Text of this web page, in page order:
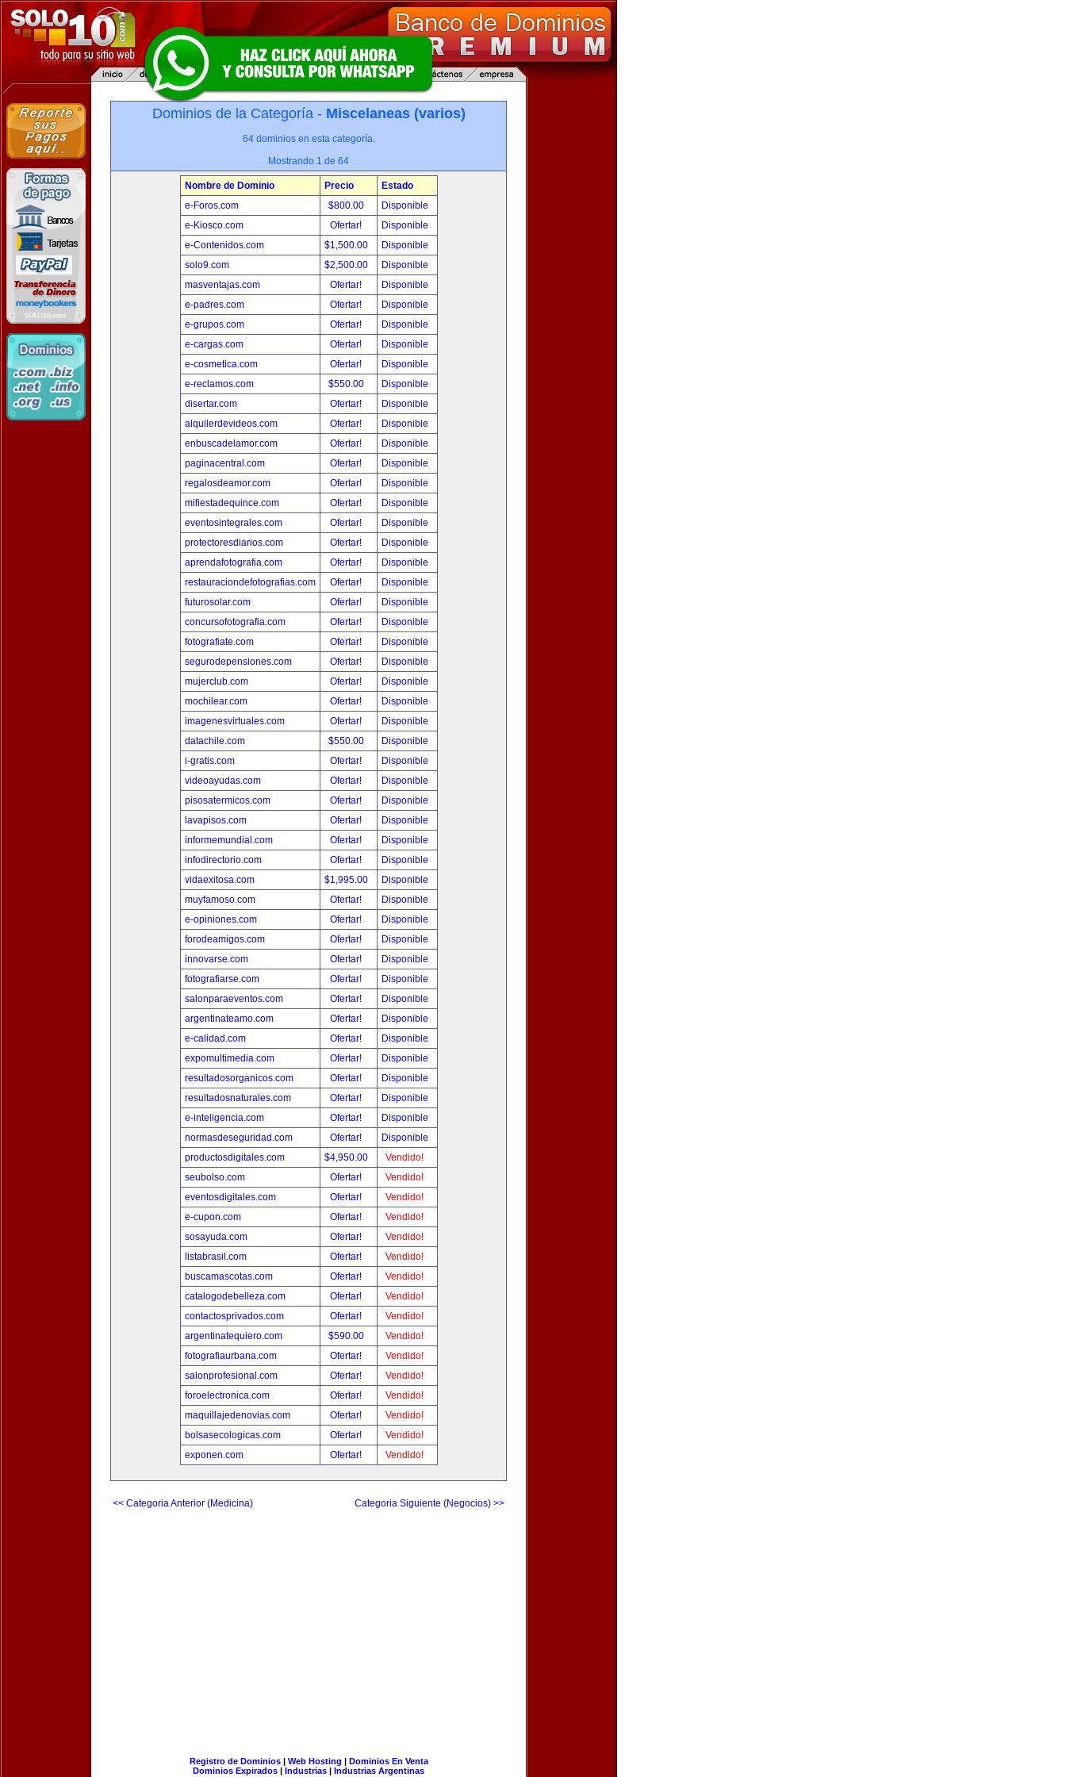
Dominios de la Categoría - Miscelaneas (varios)
64 dominios en esta categoría.
Mostrando 1 de 64
Nombre de Dominio Precio
Estado
e-Foros.com
$800.00
Disponible
e-Kiosco.com
Ofertar!
Disponible
e-Contenidos.com
$1,500.00
Disponible
solo9.com
$2,500.00
Disponible
masventajas.com
Ofertar!
Disponible
e-padres.com
Ofertar!
Disponible
e-grupos.com
Ofertar!
Disponible
e-cargas.com
Ofertar!
Disponible
e-cosmetica.com
Ofertar!
Disponible
e-reclamos.com
$550.00
Disponible
disertar.com
Ofertar!
Disponible
alquilerdevideos.com
Ofertar!
Disponible
enbuscadelamor.com
Ofertar!
Disponible
paginacentral.com
Ofertar!
Disponible
regalosdeamor.com
Ofertar!
Disponible
mifiestadequince.com
Ofertar!
Disponible
eventosintegrales.com
Ofertar!
Disponible
protectoresdiarios.com
Ofertar!
Disponible
aprendafotografia.com
Ofertar!
Disponible
restauraciondefotografias.com
Ofertar!
Disponible
futurosolar.com
Ofertar!
Disponible
concursofotografia.com
Ofertar!
Disponible
fotografiate.com
Ofertar!
Disponible
segurodepensiones.com
Ofertar!
Disponible
mujerclub.com
Ofertar!
Disponible
mochilear.com
Ofertar!
Disponible
imagenesvirtuales.com
Ofertar!
Disponible
datachile.com
$550.00
Disponible
i-gratis.com
Ofertar!
Disponible
videoayudas.com
Ofertar!
Disponible
pisosatermicos.com
Ofertar!
Disponible
lavapisos.com
Ofertar!
Disponible
informemundial.com
Ofertar!
Disponible
infodirectorio.com
Ofertar!
Disponible
vidaexitosa.com
$1,995.00
Disponible
muyfamoso.com
Ofertar!
Disponible
e-opiniones.com
Ofertar!
Disponible
forodeamigos.com
Ofertar!
Disponible
innovarse.com
Ofertar!
Disponible
fotografiarse.com
Ofertar!
Disponible
salonparaeventos.com
Ofertar!
Disponible
argentinateamo.com
Ofertar!
Disponible
e-calidad.com
Ofertar!
Disponible
expomultimedia.com
Ofertar!
Disponible
resultadosorganicos.com
Ofertar!
Disponible
resultadosnaturales.com
Ofertar!
Disponible
e-inteligencia.com
Ofertar!
Disponible
normasdeseguridad.com
Ofertar!
Disponible
productosdigitales.com
$4,950.00
Vendido!
seubolso.com
Ofertar!
Vendido!
eventosdigitales.com
Ofertar!
Vendido!
e-cupon.com
Ofertar!
Vendido!
sosayuda.com
Ofertar!
Vendido!
listabrasil.com
Ofertar!
Vendido!
buscamascotas.com
Ofertar!
Vendido!
catalogodebelleza.com
Ofertar!
Vendido!
contactosprivados.com
Ofertar!
Vendido!
argentinatequiero.com
$590.00
Vendido!
fotografiaurbana.com
Ofertar!
Vendido!
salonprofesional.com
Ofertar!
Vendido!
foroelectronica.com
Ofertar!
Vendido!
maquillajedenovias.com
Ofertar!
Vendido!
bolsasecologicas.com
Ofertar!
Vendido!
exponen.com
Ofertar! Vendido!
<< Categoria Anterior (Medicina) Categoria Siguiente (Negocios) >>
Registro de Dominios| Web Hosting | Dominios En Venta
Dominios Expirados | Industrias | Industrias Argentinas